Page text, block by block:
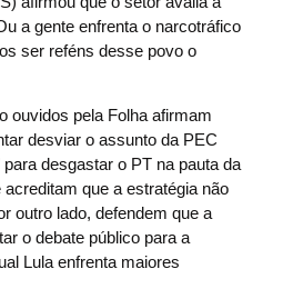
a gente enfrenta o narcotráfico
ser reféns desse povo o
ouvidos pela Folha afirmam
desviar o assunto da PEC
desgastar o PT na pauta da
que a estratégia não
outro lado, defendem que a
o debate público para a
Lula enfrenta maiores